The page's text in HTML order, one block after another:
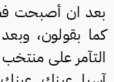
بعد ان أصبحت
كما بقولون،
التآمر على